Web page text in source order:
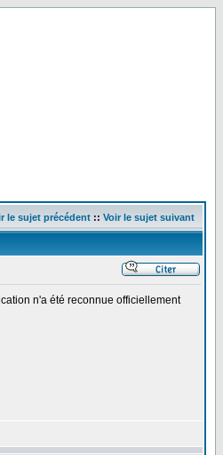
le sujet précédent :: Voir le sujet suivant
n'a été reconnue officiellement